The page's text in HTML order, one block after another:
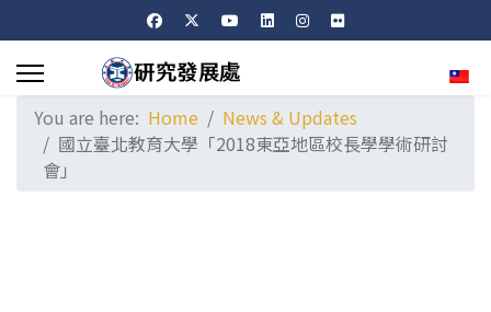
You are here: Home
News & Updates
國立臺北教育大學「2018東亞地區校長學學術研討
會」